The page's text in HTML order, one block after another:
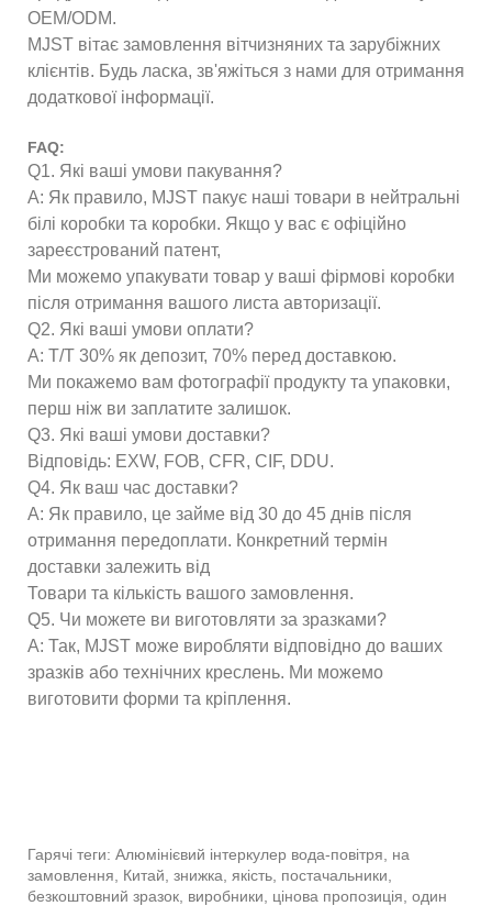
OEM/ODM.
MJST вітає замовлення вітчизняних та зарубіжних
клієнтів. Будь ласка, зв'яжіться з нами для отримання
додаткової інформації.
FAQ:
Q1. Які ваші умови пакування?
A: Як правило, MJST пакує наші товари в нейтральні
білі коробки та коробки. Якщо у вас є офіційно
зареєстрований патент,
Ми можемо упакувати товар у ваші фірмові коробки
після отримання вашого листа авторизації.
Q2. Які ваші умови оплати?
A: T/T 30% як депозит, 70% перед доставкою.
Ми покажемо вам фотографії продукту та упаковки,
перш ніж ви заплатите залишок.
Q3. Які ваші умови доставки?
Відповідь: EXW, FOB, CFR, CIF, DDU.
Q4. Як ваш час доставки?
A: Як правило, це займе від 30 до 45 днів після
отримання передоплати. Конкретний термін
доставки залежить від
Товари та кількість вашого замовлення.
Q5. Чи можете ви виготовляти за зразками?
A: Так, MJST може виробляти відповідно до ваших
зразків або технічних креслень. Ми можемо
виготовити форми та кріплення.
Гарячі теги: Алюмінієвий інтеркулер вода-повітря, на
замовлення, Китай, знижка, якість, постачальники,
безкоштовний зразок, виробники, цінова пропозиція, один